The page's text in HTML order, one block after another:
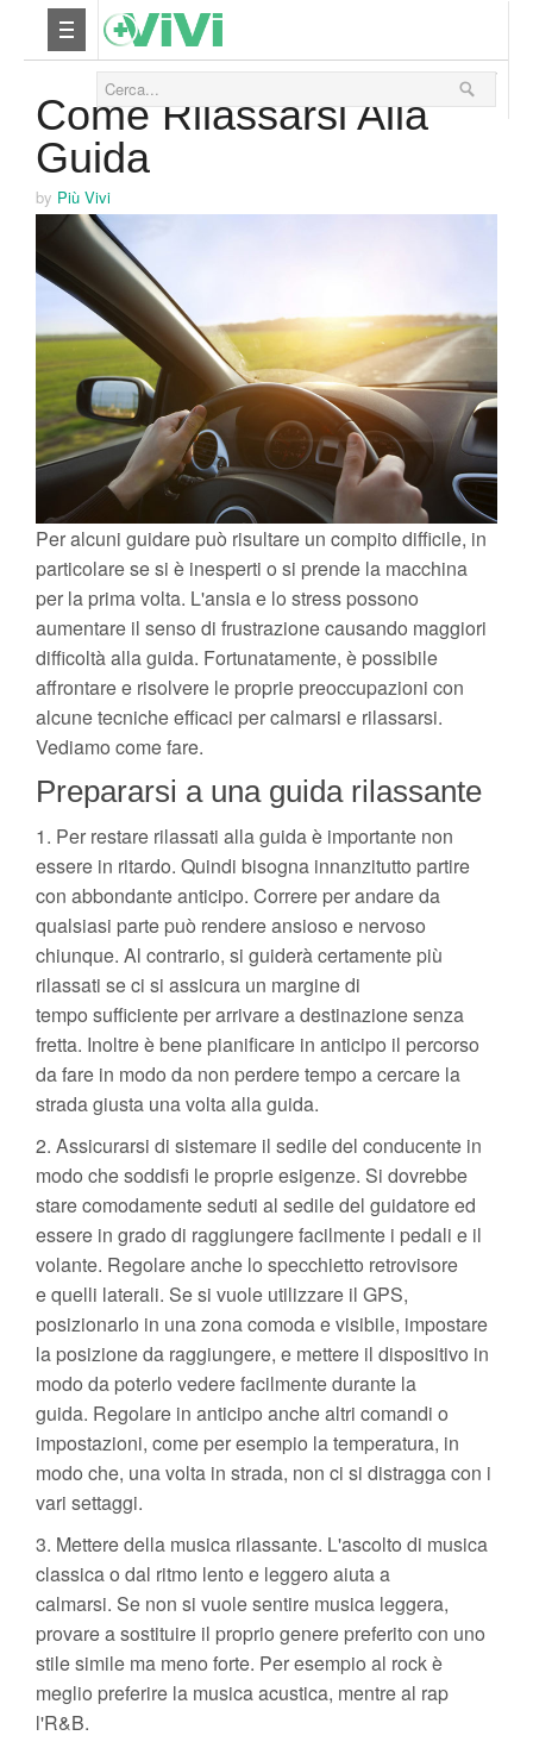
Salute
Fitness
Relax
Viaggi & Vacanze
04 Ottobre 2017
Come Rilassarsi Alla
Guida
by Più Vivi
Per alcuni guidare può risultare un compito difficile, in
particolare se si è inesperti o si prende la macchina
per la prima volta. L'ansia e lo stress possono
aumentare il senso di frustrazione causando maggiori
difficoltà alla guida. Fortunatamente, è possibile
affrontare e risolvere le proprie preoccupazioni con
alcune tecniche efficaci per calmarsi e rilassarsi.
Vediamo come fare.
Prepararsi a una guida rilassante
1. Per restare rilassati alla guida è importante non
essere in ritardo. Quindi bisogna innanzitutto partire
con abbondante anticipo. Correre per andare da
qualsiasi parte può rendere ansioso e nervoso
chiunque. Al contrario, si guiderà certamente più
rilassati se ci si assicura un margine di
tempo sufficiente per arrivare a destinazione senza
fretta. Inoltre è bene pianificare in anticipo il percorso
da fare in modo da non perdere tempo a cercare la
strada giusta una volta alla guida.
2. Assicurarsi di sistemare il sedile del conducente in
modo che soddisfi le proprie esigenze. Si dovrebbe
stare comodamente seduti al sedile del guidatore ed
essere in grado di raggiungere facilmente i pedali e il
volante. Regolare anche lo specchietto retrovisore
e quelli laterali. Se si vuole utilizzare il GPS,
posizionarlo in una zona comoda e visibile, impostare
la posizione da raggiungere, e mettere il dispositivo in
modo da poterlo vedere facilmente durante la
guida. Regolare in anticipo anche altri comandi o
impostazioni, come per esempio la temperatura, in
modo che, una volta in strada, non ci si distragga con i
vari settaggi.
3. Mettere della musica rilassante. L'ascolto di musica
classica o dal ritmo lento e leggero aiuta a
calmarsi. Se non si vuole sentire musica leggera,
provare a sostituire il proprio genere preferito con uno
stile simile ma meno forte. Per esempio al rock è
meglio preferire la musica acustica, mentre al rap
l'R&B.